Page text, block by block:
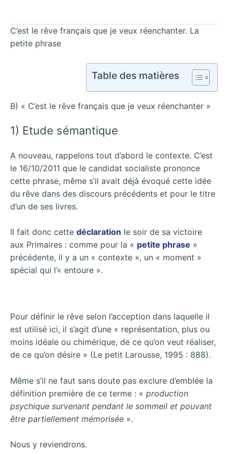
C’est le rêve français que je veux réenchanter. La
petite phrase
Table des matières
B) « C’est le rêve français que je veux réenchanter »
1) Etude sémantique
A nouveau, rappelons tout d’abord le contexte. C’est
le 16/10/2011 que le candidat socialiste prononce
cette phrase, même s’il avait déjà évoqué cette idée
du rêve dans des discours précédents et pour le titre
d’un de ses livres.
Il fait donc cette déclaration le soir de sa victoire
aux Primaires : comme pour la « petite phrase »
précédente, il y a un « contexte », un « moment »
spécial qui l’« entoure ».
Pour définir le rêve selon l’acception dans laquelle il
est utilisé ici, il s’agit d’une « représentation, plus ou
moins idéale ou chimérique, de ce qu’on veut réaliser,
de ce qu’on désire » (Le petit Larousse, 1995 : 888).
Même s’il ne faut sans doute pas exclure d’emblée la
définition première de ce terme : « production
psychique survenant pendant le sommeil et pouvant
être partiellement mémorisée ».
Nous y reviendrons.